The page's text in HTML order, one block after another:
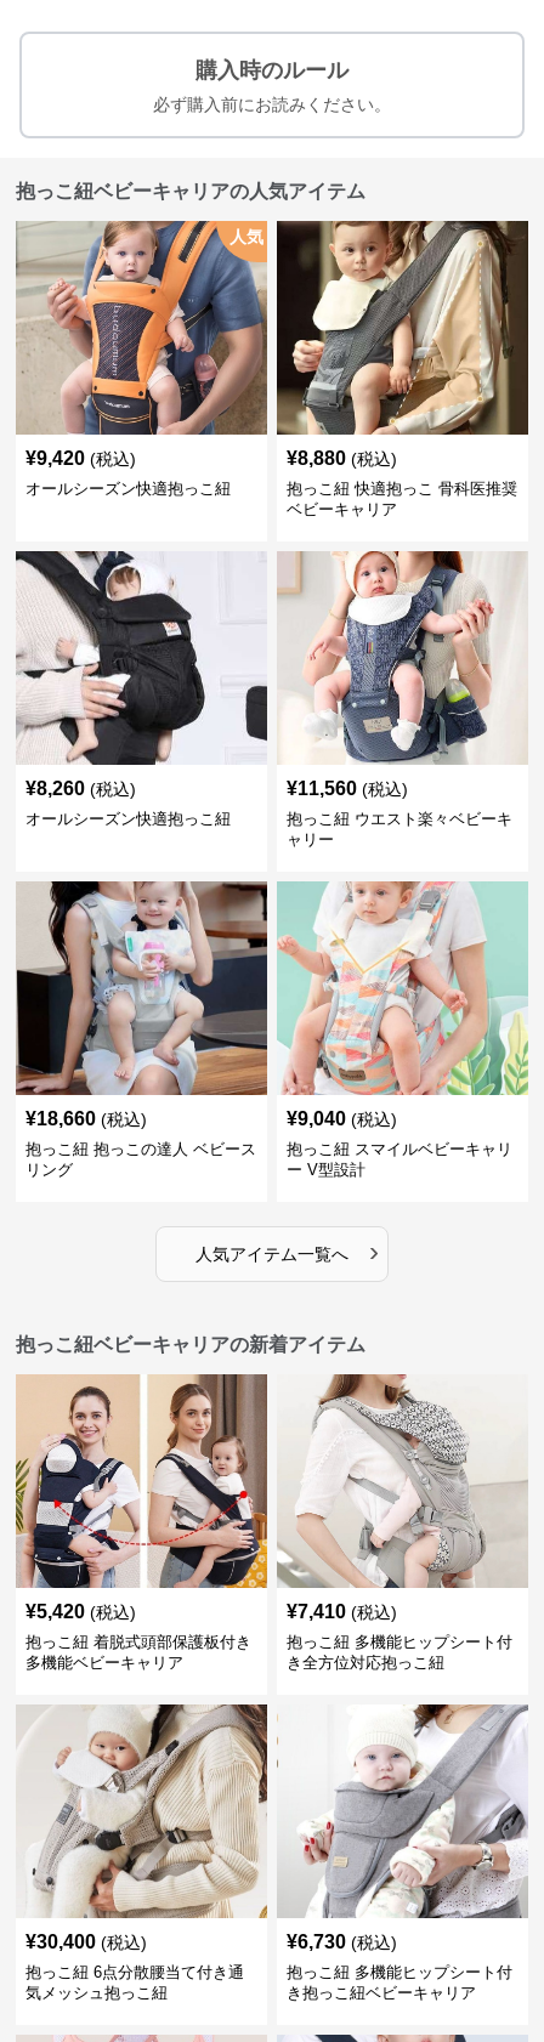
購入時のルール
必ず購入前にお読みください。
抱っこ紐ベビーキャリアの人気アイテム
人気
¥9,420 (税込)
オールシーズン快適抱っこ紐
¥8,880 (税込)
抱っこ紐 快適抱っこ 骨科医推奨
ベビーキャリア
¥8,260 (税込)
オールシーズン快適抱っこ紐
¥11,560 (税込)
抱っこ紐 ウエスト楽々ベビーキ
ャリー
¥18,660 (税込)
抱っこ紐 抱っこの達人 ベビース
リング
¥9,040 (税込)
抱っこ紐 スマイルベビーキャリ
ー V型設計
人気アイテム一覧へ ›
抱っこ紐ベビーキャリアの新着アイテム
¥5,420 (税込)
抱っこ紐 着脱式頭部保護板付き
多機能ベビーキャリア
¥7,410 (税込)
抱っこ紐 多機能ヒップシート付
き全方位対応抱っこ紐
¥30,400 (税込)
抱っこ紐 6点分散腰当て付き通
気メッシュ抱っこ紐
¥6,730 (税込)
抱っこ紐 多機能ヒップシート付
き抱っこ紐ベビーキャリア